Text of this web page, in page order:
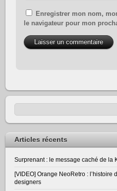
Enregistrer mon nom,
le navigateur pour mon
Articles récents
Surprenant : le message caché de la
[VIDEO] Orange NeoRetro :
designers